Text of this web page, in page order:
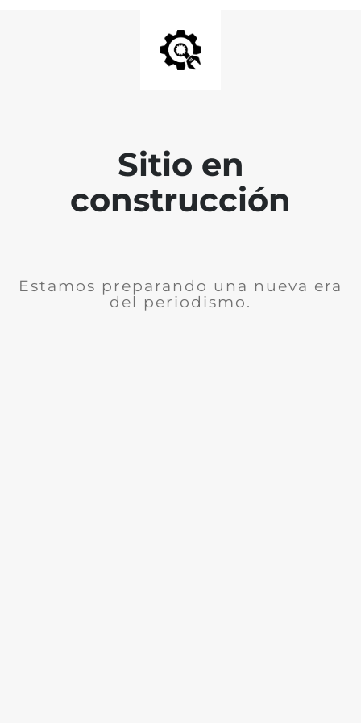
Sitio en
construcción
Estamos preparando una nueva era
del periodismo.